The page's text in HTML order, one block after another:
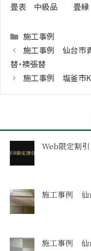
畳表 中級品 畳縁
Categories
施工事例
施工事例 仙台市
替・襖張替
施工事例 塩釜市
Web限定割引
施工事例 仙
施工事例 仙